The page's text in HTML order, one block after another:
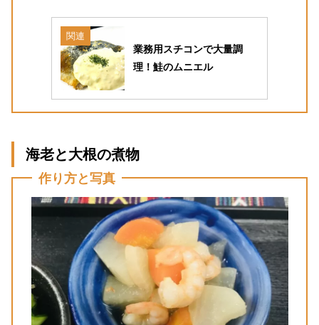
関連
業務用スチコンで大量調
理！鮭のムニエル
海老と大根の煮物
作り方と写真